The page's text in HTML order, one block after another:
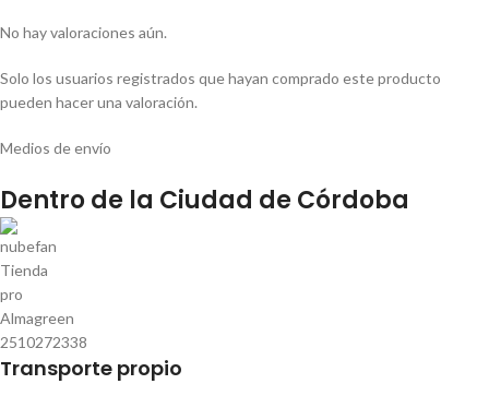
No hay valoraciones aún.
Solo los usuarios registrados que hayan comprado este producto
pueden hacer una valoración.
Medios de envío
Dentro de la Ciudad de Córdoba
Transporte propio